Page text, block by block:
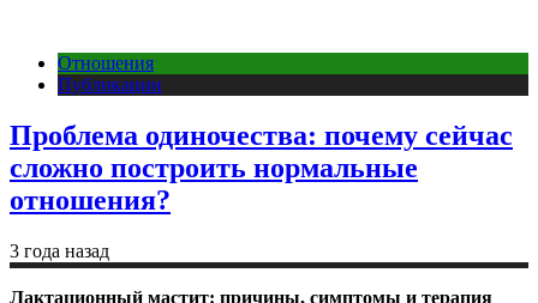
Отношения
Публикации
Проблема одиночества: почему сейчас
сложно построить нормальные
отношения?
3 года назад
Лактационный мастит: причины, симптомы и терапия